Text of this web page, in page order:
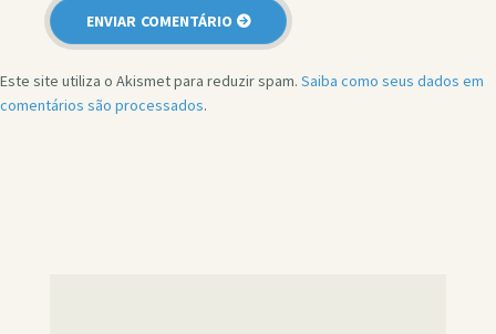
Este site utiliza o Akismet para reduzir spam. Saiba como seus dados em
comentários são processados.